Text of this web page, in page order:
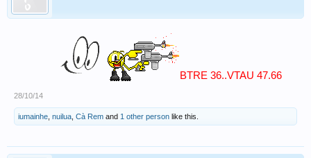
BTRE 36..VTAU 47.66
28/10/14
iumainhe nuilua Cà Rem and 1 other person like this.